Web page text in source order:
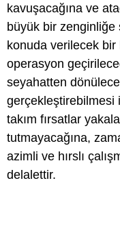
kavuşacağına ve
büyük bir zenginliğe
konuda verilecek bir
operasyon
seyahatten
gerçekleştirebilmesi
takım fırsatlar
tutmayacağına,
azimli ve hırslı
delalettir.